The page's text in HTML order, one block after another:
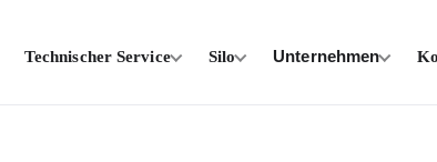
Technischer Service Silo Unternehmen